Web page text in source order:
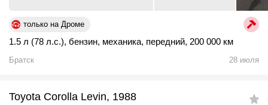
только на Дроме
1.5 л (78 л.с.), бензин, механика, передний, 200 000 км
Братск 28 июля
Toyota Corolla Levin, 1988